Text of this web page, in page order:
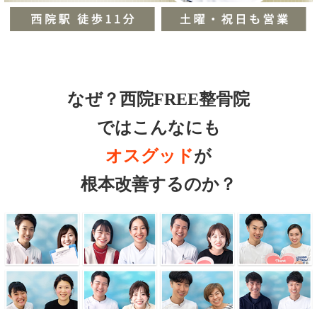
なぜ？西院FREE整骨院
ではこんなにも
オスグッドが
根本改善するのか？